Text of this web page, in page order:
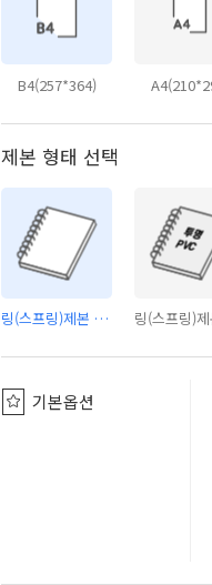
B4(257*364)
제본 형태 선택
링(스프링)제본 - 커버없음
기본옵션